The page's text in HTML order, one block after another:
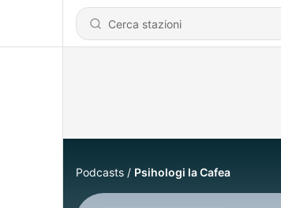
Podcasts Psihologi la Cafea